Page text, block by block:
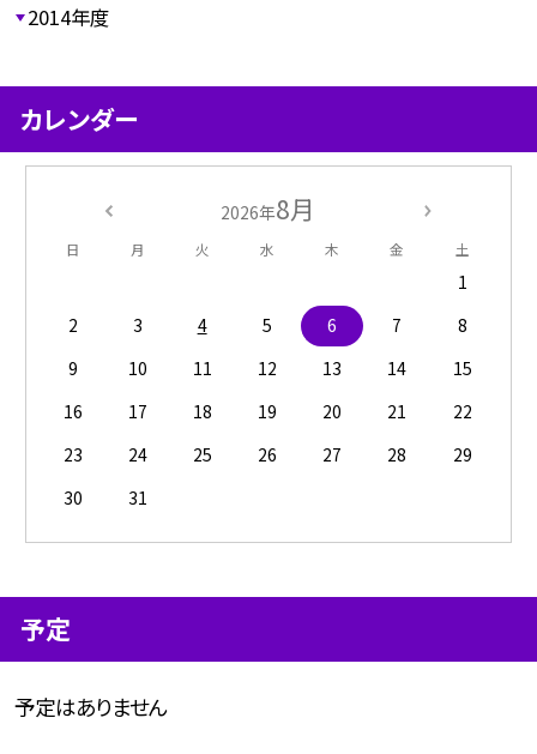
2014年度
カレンダー
2026年8月
日 月 火 水 木 金 土
1
2
3 4 5 6 7
8
9
10 11 12 13 14
15
16
17 18 19 20 21
22
23
24 25 26 27 28
29
30
31
予定
予定はありません